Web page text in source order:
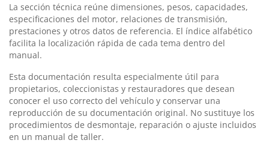
La sección técnica reúne dimensiones, pesos, capacidades,
especificaciones del motor, relaciones de transmisión,
prestaciones y otros datos de referencia. El índice alfabético
facilita la localización rápida de cada tema dentro del
manual.
Esta documentación resulta especialmente útil para
propietarios, coleccionistas y restauradores que desean
conocer el uso correcto del vehículo y conservar una
reproducción de su documentación original. No sustituye los
procedimientos de desmontaje, reparación o ajuste incluidos
en un manual de taller.